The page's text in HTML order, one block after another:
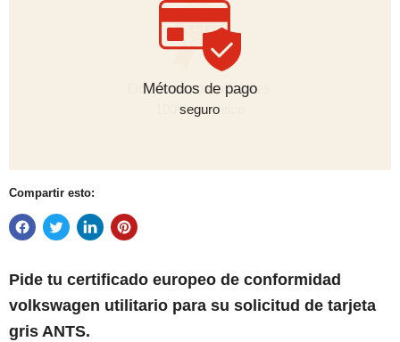
Métodos de pago
seguro
Compartir esto:
Pide tu certificado europeo de conformidad
volkswagen utilitario para su solicitud de tarjeta
gris ANTS.